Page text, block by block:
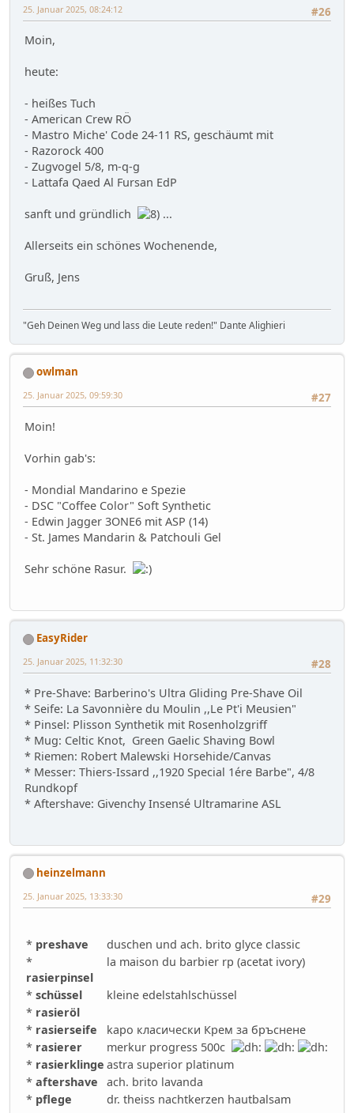
#26
25. Januar 2025, 08:24:12
Moin,
heute:
- heißes Tuch
- American Crew RÖ
- Mastro Miche' Code 24-11 RS, geschäumt mit
- Razorock 400
- Zugvogel 5/8, m-q-g
- Lattafa Qaed Al Fursan EdP
sanft und gründlich ...
Allerseits ein schönes Wochenende,
Gruß, Jens
"Geh Deinen Weg und lass die Leute reden!" Dante Alighieri
owlman
#27
25. Januar 2025, 09:59:30
Moin!
Vorhin gab's:
- Mondial Mandarino e Spezie
- DSC "Coffee Color" Soft Synthetic
- Edwin Jagger 3ONE6 mit ASP (14)
- St. James Mandarin & Patchouli Gel
Sehr schöne Rasur.
EasyRider
#28
25. Januar 2025, 11:32:30
* Pre-Shave: Barberino's Ultra Gliding Pre-Shave Oil
* Seife: La Savonnière du Moulin ,,Le Pt'i Meusien"
* Pinsel: Plisson Synthetik mit Rosenholzgriff
* Mug: Celtic Knot, Green Gaelic Shaving Bowl
* Riemen: Robert Malewski Horsehide/Canvas
* Messer: Thiers-Issard ,,1920 Special 1ére Barbe", 4/8
Rundkopf
* Aftershave: Givenchy Insensé Ultramarine ASL
heinzelmann
#29
25. Januar 2025, 13:33:30
* preshave
duschen und ach. brito glyce classic
*
rasierpinsel
la maison du barbier rp (acetat ivory)
* schüssel
kleine edelstahlschüssel
* rasieröl
* rasierseife
kapo класически Крем за бръснене
* rasierer
merkur progress 500c
* rasierklinge astra superior platinum
* aftershave
ach. brito lavanda
* pflege dr. theiss nachtkerzen hautbalsam